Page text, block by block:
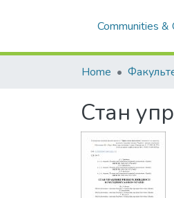
Communities &
Home
Стан